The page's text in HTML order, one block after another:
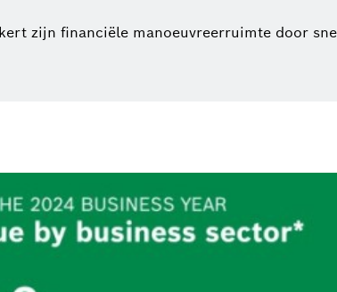
zijn financiële manoeuvreerruimte door